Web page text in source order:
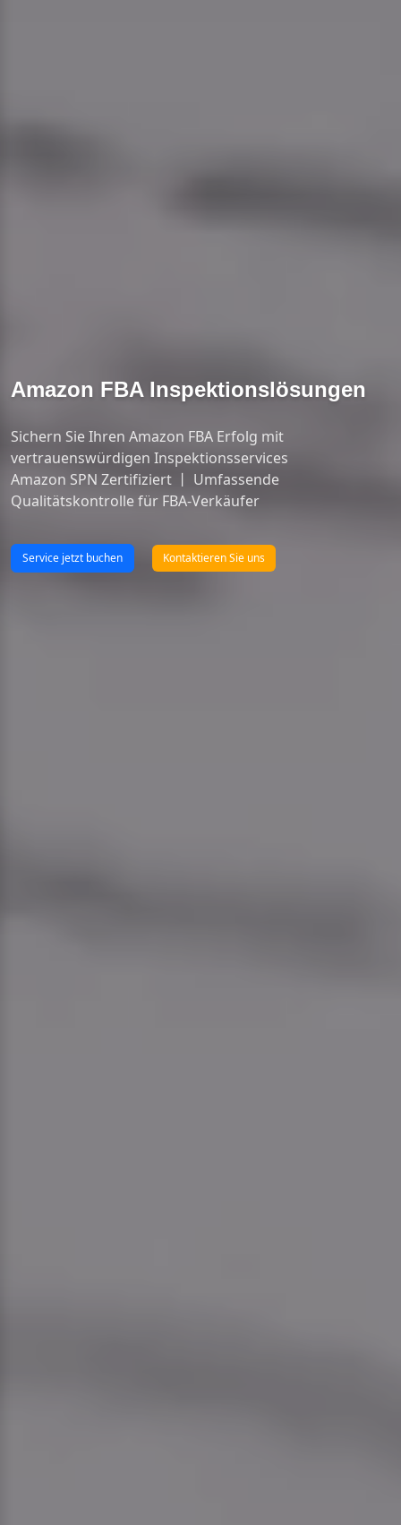
Amazon FBA Inspektionslösungen
Sichern Sie Ihren Amazon FBA Erfolg mit
vertrauenswürdigen Inspektionsservices
Amazon SPN Zertifiziert 丨 Umfassende
Qualitätskontrolle für FBA-Verkäufer
Service jetzt buchen Kontaktieren Sie uns